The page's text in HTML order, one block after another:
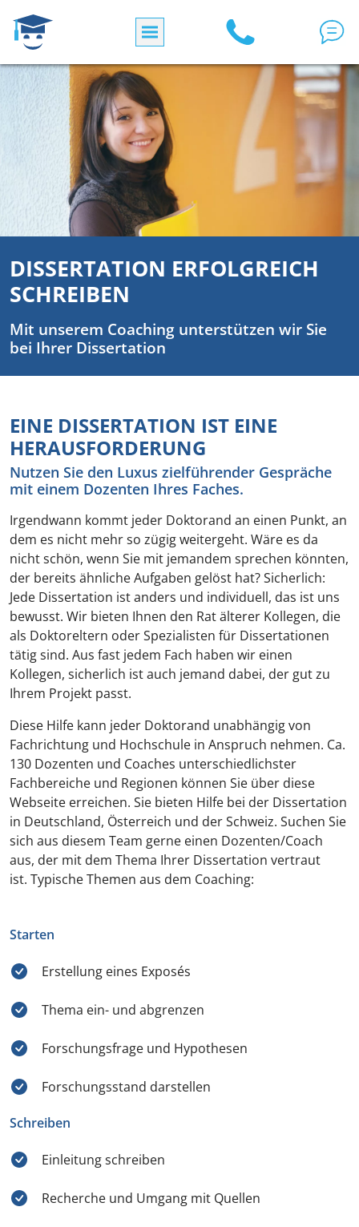
DISSERTATION ERFOLGREICH
SCHREIBEN
Mit unserem Coaching unterstützen wir Sie
bei Ihrer Dissertation
EINE DISSERTATION IST EINE
HERAUSFORDERUNG
Nutzen Sie den Luxus zielführender Gespräche
mit einem Dozenten Ihres Faches.
Irgendwann kommt jeder Doktorand an einen Punkt, an
dem es nicht mehr so zügig weitergeht. Wäre es da
nicht schön, wenn Sie mit jemandem sprechen könnten,
der bereits ähnliche Aufgaben gelöst hat? Sicherlich:
Jede Dissertation ist anders und individuell, das ist uns
bewusst. Wir bieten Ihnen den Rat älterer Kollegen, die
als Doktoreltern oder Spezialisten für Dissertationen
tätig sind. Aus fast jedem Fach haben wir einen
Kollegen, sicherlich ist auch jemand dabei, der gut zu
Ihrem Projekt passt.
Diese Hilfe kann jeder Doktorand unabhängig von
Fachrichtung und Hochschule in Anspruch nehmen. Ca.
130 Dozenten und Coaches unterschiedlichster
Fachbereiche und Regionen können Sie über diese
Webseite erreichen. Sie bieten Hilfe bei der Dissertation
in Deutschland, Österreich und der Schweiz. Suchen Sie
sich aus diesem Team gerne einen Dozenten/Coach
aus, der mit dem Thema Ihrer Dissertation vertraut
ist. Typische Themen aus dem Coaching:
Starten
Erstellung eines Exposés
Thema ein- und abgrenzen
Forschungsfrage und Hypothesen
Forschungsstand darstellen
Schreiben
Einleitung schreiben
Recherche und Umgang mit Quellen